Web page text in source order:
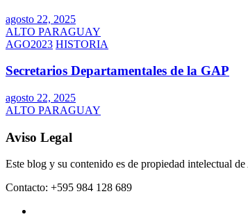
agosto 22, 2025
ALTO PARAGUAY
AGO2023 HISTORIA
Secretarios Departamentales de la GAP
agosto 22, 2025
ALTO PARAGUAY
Aviso Legal
Este blog y su contenido es de propiedad intelectual
Contacto: +595 984 128 689